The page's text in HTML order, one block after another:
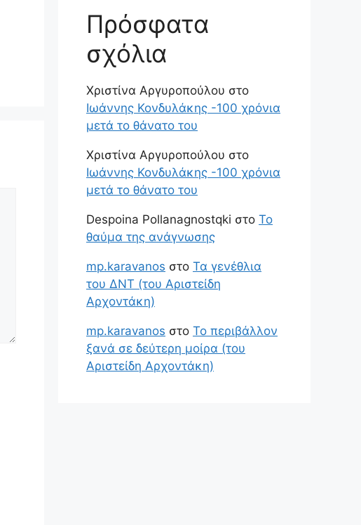
Πρόσφατα
σχόλια
Χριστίνα Αργυροπούλου στο
Ιωάννης Κονδυλάκης -100 χρόνια
μετά το θάνατο του
Χριστίνα Αργυροπούλου στο
Ιωάννης Κονδυλάκης -100 χρόνια
μετά το θάνατο του
Despoina Pollanagnostqki στο Το
θαύμα της ανάγνωσης
mp.karavanos στο Τα γενέθλια
του ΔΝΤ (του Αριστείδη
Αρχοντάκη)
mp.karavanos στο Το περιβάλλον
ξανά σε δεύτερη μοίρα (του
Αριστείδη Αρχοντάκη)